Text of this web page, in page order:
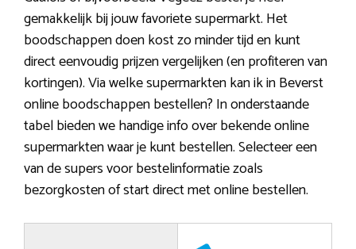
gemakkelijk bij jouw favoriete supermarkt. Het
boodschappen doen kost zo minder tijd en kunt
direct eenvoudig prijzen vergelijken (en profiteren van
kortingen). Via welke supermarkten kan ik in Beverst
online boodschappen bestellen? In onderstaande
tabel bieden we handige info over bekende online
supermarkten waar je kunt bestellen. Selecteer een
van de supers voor bestelinformatie zoals
bezorgkosten of start direct met online bestellen.